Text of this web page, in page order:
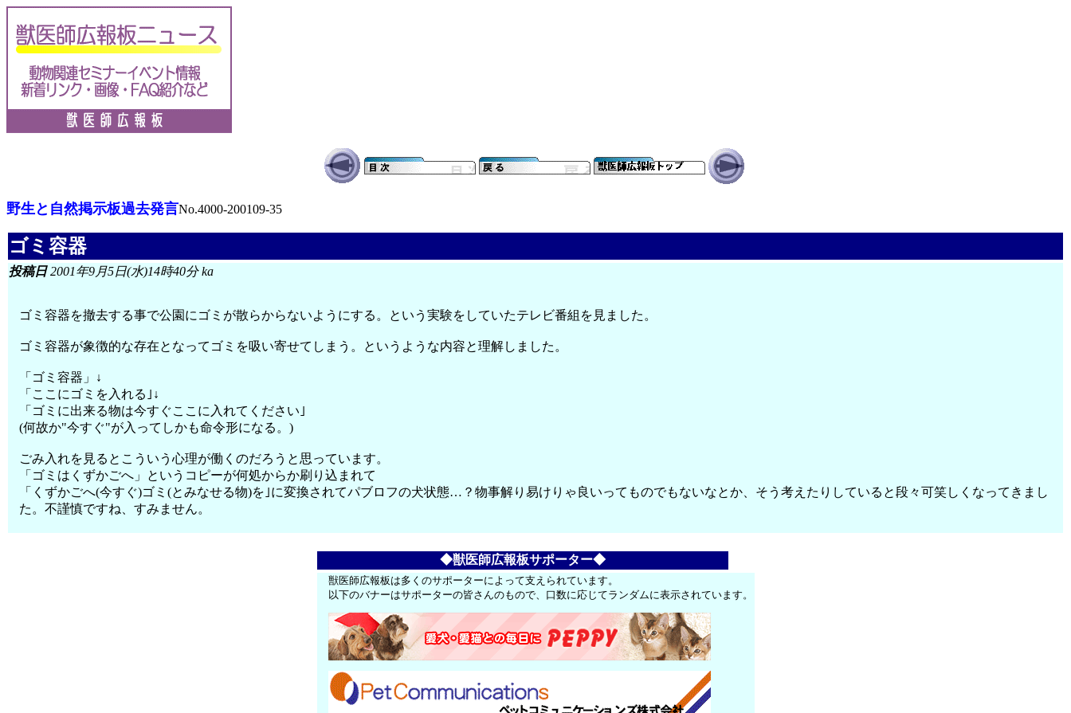
野生と自然掲示板過去発言No.4000-200109-35
ゴミ容器
投稿日2001年9月5日(水)14時40分 ka
ゴミ容器を撤去する事で公園にゴミが散らからないようにする。という実験をしていたテレビ番組を見ました。
ゴミ容器が象徴的な存在となってゴミを吸い寄せてしまう。というような内容と理解しました。
「ゴミ容器」↓
「ここにゴミを入れる｣↓
「ゴミに出来る物は今すぐここに入れてください｣
(何故か"今すぐ"が入ってしかも命令形になる。)
ごみ入れを見るとこういう心理が働くのだろうと思っています。
「ゴミはくずかごへ」というコピーが何処からか刷り込まれて
「くずかごへ(今すぐ)ゴミ(とみなせる物)を｣に変換されてパブロフの犬状態…？物事解り易けりゃ良いってものでもないなとか、そう考えたりしていると段々可笑しくなってきまし
た。不謹慎ですね、すみません。
◆獣医師広報板サポーター◆
獣医師広報板は多くのサポーターによって支えられています。
以下のバナーはサポーターの皆さんのもので、口数に応じてランダムに表示されています。